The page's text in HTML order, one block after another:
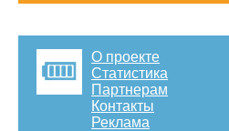
О проекте
Статистика
Партнерам
Контакты
Реклама